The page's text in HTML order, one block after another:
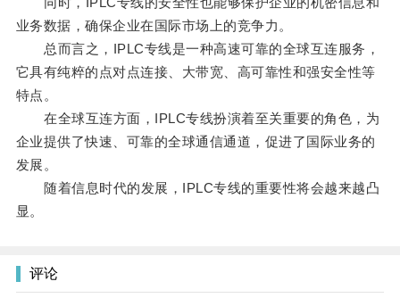
业务数据，确保企业在国际市场上的竞争力。
总而言之，IPLC专线是一种高速可靠的全球互连服务，
它具有纯粹的点对点连接、大带宽、高可靠性和强安全性等
特点。
在全球互连方面，IPLC专线扮演着至关重要的角色，为
企业提供了快速、可靠的全球通信通道，促进了国际业务的
发展。
随着信息时代的发展，IPLC专线的重要性将会越来越凸
显。
评论